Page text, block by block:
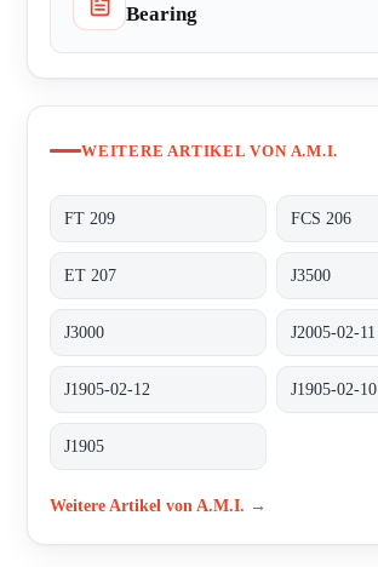
Bearing
WEITERE ARTIKEL VON A.M.I.
FT 209 FCS 206
ET 207 J3500
J3000 J2005-02-11
J1905-02-12 J1905-02-10
J1905
Weitere Artikel von A.M.I. →